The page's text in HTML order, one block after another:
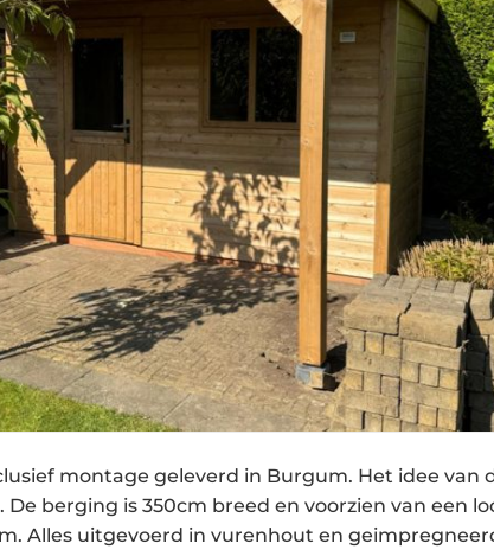
montage geleverd in Burgum. Het idee van
berging is 350cm breed en voorzien van een
Alles uitgevoerd in vurenhout en